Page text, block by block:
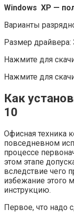
Windows XP —
Варианты
Размер драйвера:
Нажмите для
Нажмите для
Как
10
Офисная техника
повседневном
процессе
этом этапе
вследствие чего
избежание этого
инструкцию.
Первое, что надо